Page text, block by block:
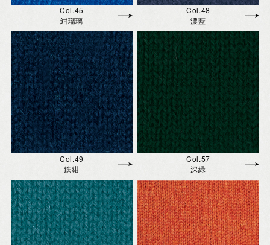
Col.45
紺瑠璃
Col.48
濃藍
Col.49
鉄紺
Col.57
深緑